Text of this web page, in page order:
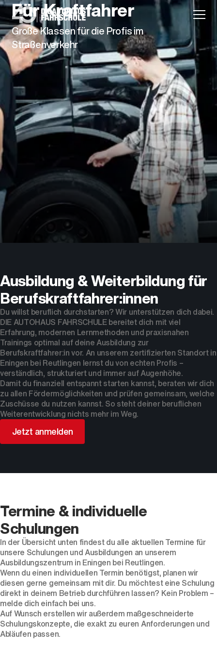
Anmeldung
Karriere
Dein Partner für Mobilität
Für Kraftfahrer
Große Klassen für die Profis im
Straßenverkehr
Ausbildung & Weiterbildung für
Berufskraftfahrer:innen
Du willst beruflich durchstarten? Wir unterstützen dich dabei.
DIE AUTOHAUS FAHRSCHULE bereitet dich mit viel
Erfahrung, modernen Lernmethoden und praxisnahen
Trainings optimal auf deine Ausbildung zur
Berufskraftfahrer:in vor. An unserem zertifizierten Standort in
Eningen bei Reutlingen lernst du von echten Profis –
verständlich, strukturiert und immer auf Augenhöhe.
Damit du finanziell entspannt starten kannst, beraten wir dich
zu allen Fördermöglichkeiten und prüfen gemeinsam, welche
Zuschüsse du nutzen kannst. So steht deiner beruflichen
Weiterentwicklung nichts mehr im Weg.
Jetzt anmelden
Termine & individuelle
Schulungen
In der Übersicht unten findest du alle aktuellen Termine für
unsere Schulungen und Ausbildungen an unserem
Ausbildungszentrum in Eningen bei Reutlingen.
Wenn du einen individuellen Termin benötigst, planen wir
diesen gerne gemeinsam mit dir. Du möchtest eine Schulung
direkt in deinem Betrieb durchführen lassen? Kein Problem –
melde dich einfach bei uns.
Auf Wunsch erstellen wir außerdem maßgeschneiderte
Schulungskonzepte, die exakt zu euren Anforderungen und
Abläufen passen.